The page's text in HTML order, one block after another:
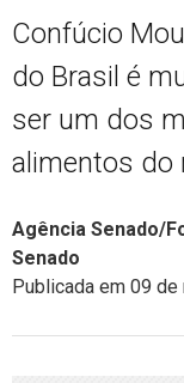
Confúcio
do Brasil é
ser um dos
alimentos do
Agência Senado/
Senado
Publicada em 09